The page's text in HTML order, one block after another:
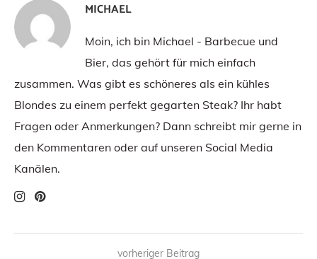
MICHAEL
Moin, ich bin Michael - Barbecue und
Bier, das gehört für mich einfach
zusammen. Was gibt es schöneres als ein kühles
Blondes zu einem perfekt gegarten Steak? Ihr habt
Fragen oder Anmerkungen? Dann schreibt mir gerne in
den Kommentaren oder auf unseren Social Media
Kanälen.
vorheriger Beitrag